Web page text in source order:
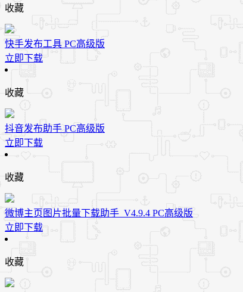
收藏
快手发布工具 PC高级版
立即下载
收藏
抖音发布助手 PC高级版
立即下载
收藏
微博主页图片批量下载助手_V4.9.4 PC高级版
立即下载
收藏